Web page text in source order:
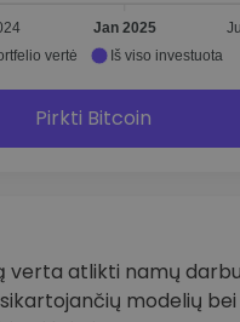
Jan 2025
vertė Iš viso investuota
Pirkti Bitcoin
atlikti namų
modelių